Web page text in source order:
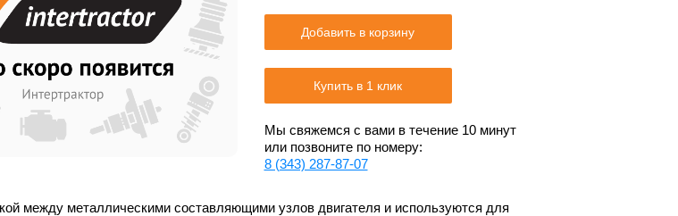
Добавить в корзину
Купить в 1 клик
Мы свяжемся с вами в течение 10 минут
или позвоните по номеру:
8 (343) 287-87-07
между металлическими составляющими узлов двигателя и используются для